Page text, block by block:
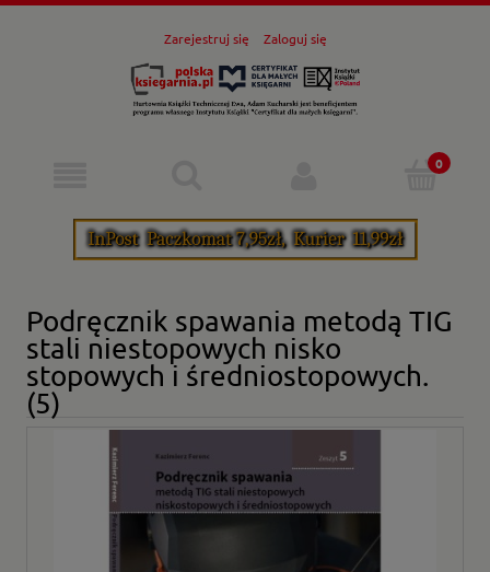
Zarejestruj się Zaloguj się
Podręcznik spawania metodą TIG
stali niestopowych nisko
stopowych i średniostopowych.
(5)